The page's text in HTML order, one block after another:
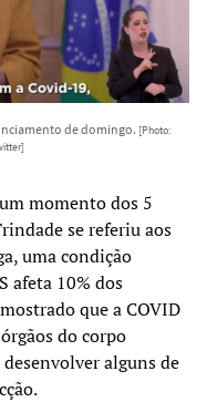
de domingo. [Photo:
momento dos 5
se referiu aos
uma condição
afeta 10% dos
que a COVID
do corpo
alguns de